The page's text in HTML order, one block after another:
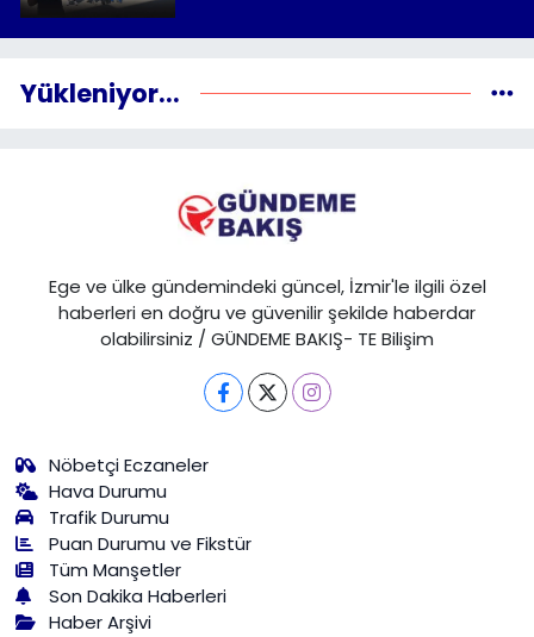
Yükleniyor...
Ege ve ülke gündemindeki güncel, İzmir'le ilgili özel
haberleri en doğru ve güvenilir şekilde haberdar
olabilirsiniz / GÜNDEME BAKIŞ- TE Bilişim
Nöbetçi Eczaneler
Hava Durumu
Trafik Durumu
Puan Durumu ve Fikstür
Tüm Manşetler
Son Dakika Haberleri
Haber Arşivi